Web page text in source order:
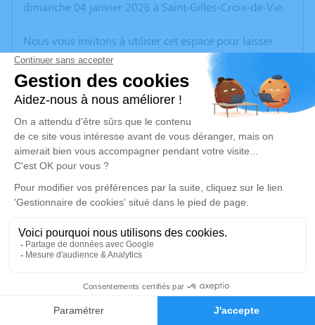
Faire-part Hommages
dimanche 04 janvier 2026 à Saint-Gilles-Croix-de-Vie.
Nous vous invitons à utiliser cet espace pour laisser
vos condoléances, partager des photos souvenirs, une
anecdote ou exprimer vos pensées à travers des
poèmes ou des textes. Cet endroit est un lieu
d'expression dédié à honorer la mémoire de Robert
BOURCIER.
Un service de plantation d’arbre hommage est
disponible ici.
Je rends hommage
Cérémonie religieuse
Église de Saint-Révérend
85220 Saint-Révérend